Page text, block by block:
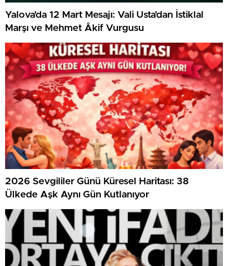
Yalova’da 12 Mart Mesajı: Vali Usta’dan İstiklal
Marşı ve Mehmet Âkif Vurgusu
2026 Sevgililer Günü Küresel Haritası: 38
Ülkede Aşk Aynı Gün Kutlanıyor